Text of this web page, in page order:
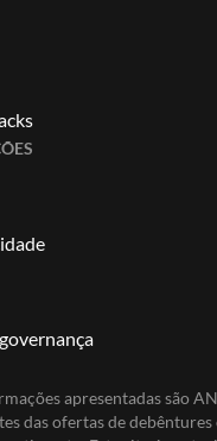
apresentadas são
das ofertas de debêntures